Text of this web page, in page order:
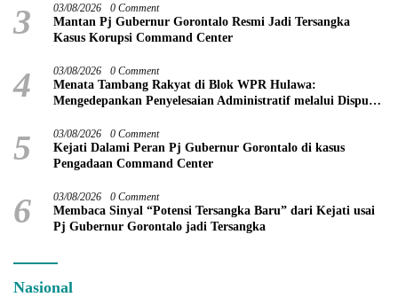
3 03/08/2026 0 Comment
Mantan Pj Gubernur Gorontalo Resmi Jadi Tersangka
Kasus Korupsi Command Center
4 03/08/2026 0 Comment
Menata Tambang Rakyat di Blok WPR Hulawa:
Mengedepankan Penyelesaian Administratif melalui Dispute
5 03/08/2026 0 Comment
Kejati Dalami Peran Pj Gubernur Gorontalo di kasus
Pengadaan Command Center
6 03/08/2026 0 Comment
Membaca Sinyal “Potensi Tersangka Baru” dari Kejati usai
Pj Gubernur Gorontalo jadi Tersangka
Nasional